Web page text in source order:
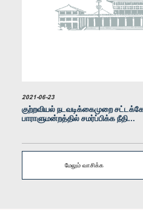
2021-06-23
குற்றவியல் நடவடிக்கைமுறை
பாராளுமன்றத்தில் சமர்ப்பிக்க நீதி...
மேலும் வாசிக்க